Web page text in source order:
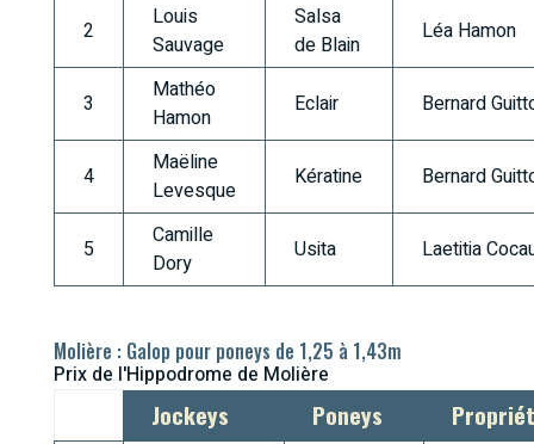
2
Louis
Sauvage
Salsa
de Blain
Léa Hamon
3
Mathéo
Hamon
Eclair Bernard
4
Maëline
Levesque
Kératine Bernard
5
Camille
Dory
Usita Laetitia
Molière : Galop pour poneys de 1,25 à 1,43m
Prix de l'Hippodrome de Molière
Jockeys Poneys